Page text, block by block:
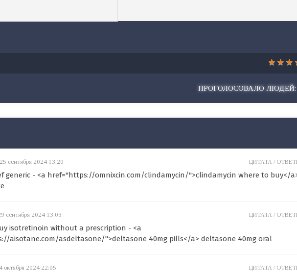
ПРОГОЛОСОВАЛО ЛЮДЕЙ:
25 сентября 2024 13:20
generic - <a href="https://omnixcin.com/clindamycin/">clindamycin where to buy</
ЦИТАТА /
сентября 2024 13:03
isotretinoin without a prescription - <a
aisotane.com/asdeltasone/">deltasone 40mg pills</a> deltasone 40mg oral
ЦИТАТА /
4 октября 2024 22:05 ЦИТАТА /